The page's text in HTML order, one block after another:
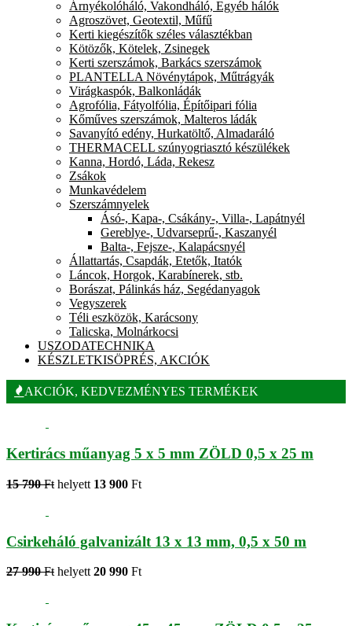
Árnyékolóháló, Vakondháló, Egyéb hálók
Agroszövet, Geotextil, Műfű
Kerti kiegészítők széles választékban
Kötözők, Kötelek, Zsinegek
Kerti szerszámok, Barkács szerszámok
PLANTELLA Növénytápok, Műtrágyák
Virágkaspók, Balkonládák
Agrofólia, Fátyolfólia, Építőipari fólia
Kőműves szerszámok, Malteros ládák
Savanyító edény, Hurkatöltő, Almadaráló
THERMACELL szúnyogriasztó készülékek
Kanna, Hordó, Láda, Rekesz
Zsákok
Munkavédelem
Szerszámnyelek
Ásó-, Kapa-, Csákány-, Villa-, Lapátnyél
Gereblye-, Udvarseprű-, Kaszanyél
Balta-, Fejsze-, Kalapácsnyél
Állattartás, Csapdák, Etetők, Itatók
Láncok, Horgok, Karabínerek, stb.
Borászat, Pálinkás ház, Segédanyagok
Vegyszerek
Téli eszközök, Karácsony
Talicska, Molnárkocsi
USZODATECHNIKA
KÉSZLETKISÖPRÉS, AKCIÓK
AKCIÓK, KEDVEZMÉNYES TERMÉKEK
Kertirács műanyag 5 x 5 mm ZÖLD 0,5 x 25 m
15 790 Ft helyett 13 900 Ft
Csirkeháló galvanizált 13 x 13 mm, 0,5 x 50 m
27 990 Ft helyett 20 990 Ft